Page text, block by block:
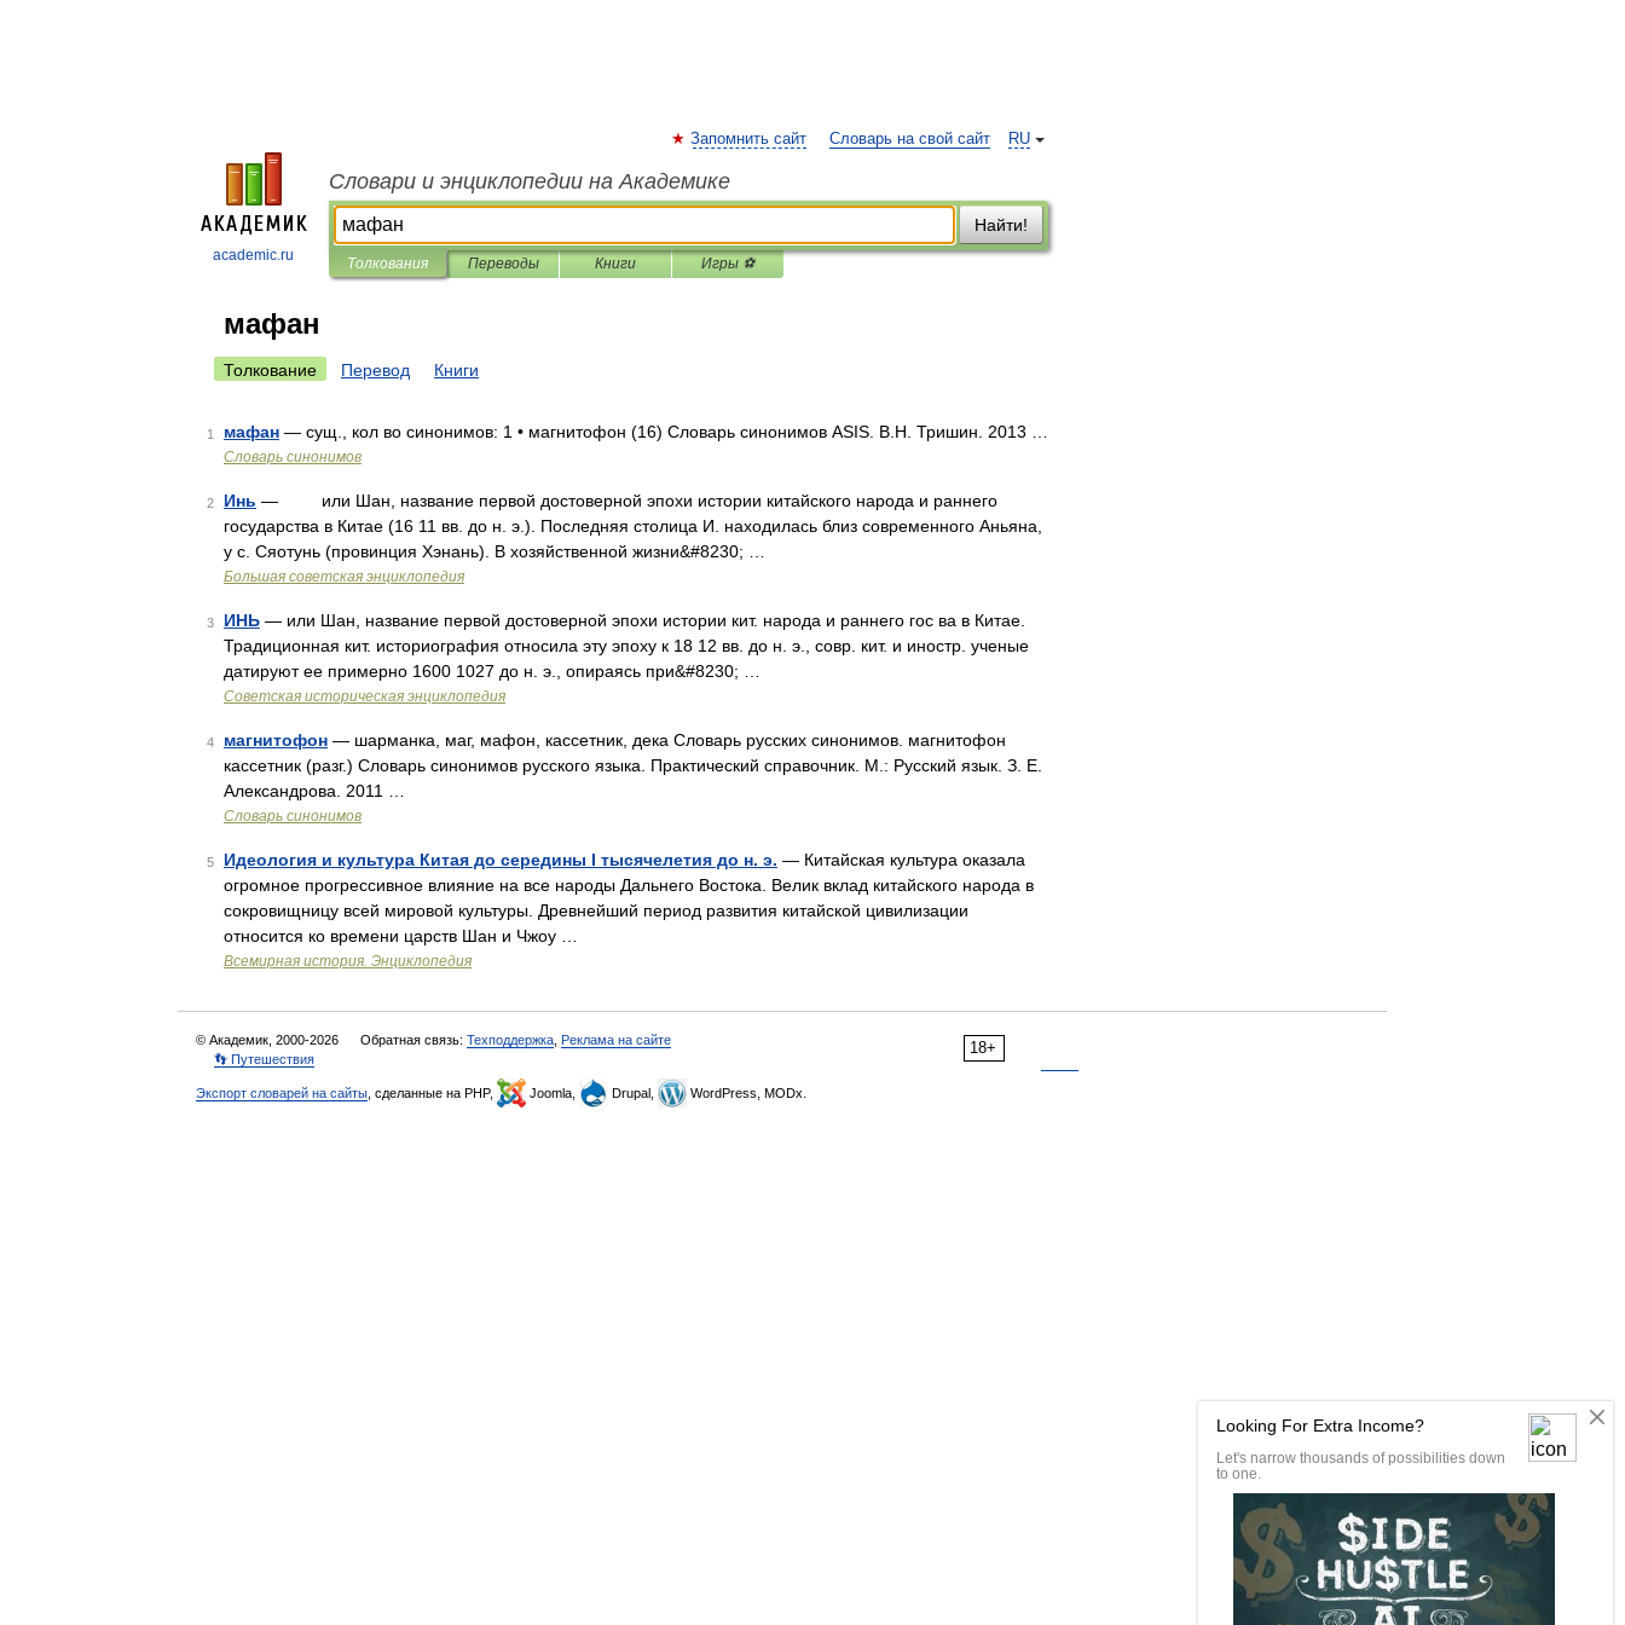
academic.ru
RU
Запомнить сайт Словарь на свой сайт
Словари и энциклопедии на Академике
Найти!
Толкования Переводы Книги Игры ⚽
мафан
Толкование Перевод Книги
1 мафан — сущ., кол во синонимов: 1 • магнитофон (16) Словарь синонимов ASIS. В.Н. Тришин. 2013 …
Словарь синонимов
2 Инь — или Шан, название первой достоверной эпохи истории китайского народа и раннего
государства в Китае (16 11 вв. до н. э.). Последняя столица И. находилась близ современного Аньяна,
у с. Сяотунь (провинция Хэнань). В хозяйственной жизни&#8230; …
Большая советская энциклопедия
3 ИНЬ — или Шан, название первой достоверной эпохи истории кит. народа и раннего гос ва в Китае.
Традиционная кит. историография относила эту эпоху к 18 12 вв. до н. э., совр. кит. и иностр. ученые
датируют ее примерно 1600 1027 до н. э., опираясь при&#8230; …
Советская историческая энциклопедия
4 магнитофон — шарманка, маг, мафон, кассетник, дека Словарь русских синонимов. магнитофон
кассетник (разг.) Словарь синонимов русского языка. Практический справочник. М.: Русский язык. З. Е.
Александрова. 2011 …
Словарь синонимов
5 Идеология и культура Китая до середины I тысячелетия до н. э. — Китайская культура оказала
огромное прогрессивное влияние на все народы Дальнего Востока. Велик вклад китайского народа в
сокровищницу всей мировой культуры. Древнейший период развития китайской цивилизации
относится ко времени царств Шан и Чжоу …
Всемирная история. Энциклопедия
18+
© Академик, 2000-2026 Обратная связь: Техподдержка Реклама на сайте
👣 Путешествия
Экспорт словарей на сайты , сделанные на PHP, Joomla, Drupal, WordPress, MODx.